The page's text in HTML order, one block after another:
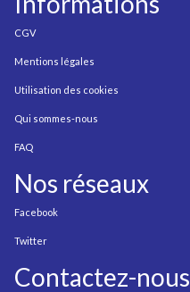
CGV
Mentions légales
Utilisation des cookies
Qui sommes-nous
FAQ
Nos réseaux
Facebook
Twitter
Contactez-nous